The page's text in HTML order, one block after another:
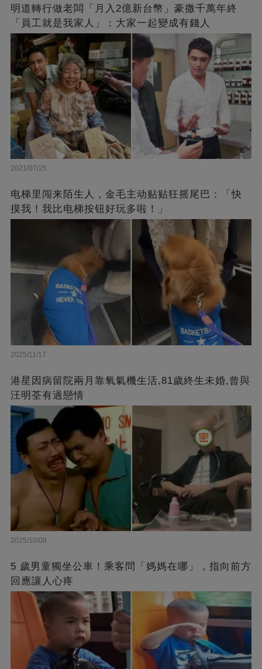
明道轉行做老闆「月入2億新台幣」豪撒千萬年終
「員工就是我家人」：大家一起變成有錢人
2021/07/25
电梯里闯来陌生人，金毛主动贴贴狂摇尾巴：「快
摸我！我比电梯按钮好玩多啦！」
2025/11/17
港星因病留院兩月靠氧氣機生活,81歲終生未婚,曾與
汪明荃有過戀情
2025/10/08
5 歲男童獨坐公車！乘客問「媽媽在哪」，指向前方
回應讓人心疼